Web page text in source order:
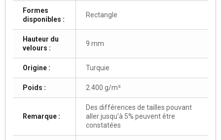
Formes
disponibles :
Rectangle
Hauteur du
velours :
9 mm
Origine : Turquie
Poids : 2.400 g/m²
Remarque :
Des différences de tailles pouvant
aller jusqu'à 5% peuvent être
constatées